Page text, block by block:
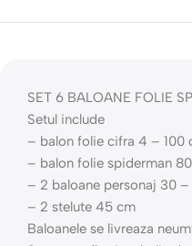
SET 6 BALOANE FOLIE
Setul include
– balon folie cifra 4 – 100
– balon folie spiderman
– 2 baloane personaj 30 –
– 2 stelute 45 cm
Baloanele se livreaza